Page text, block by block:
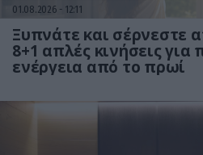
01.08.2026 12:11
Ξυπνάτε και σέρνεστε
8+1 απλές κινήσεις για
ενέργεια από το πρωί